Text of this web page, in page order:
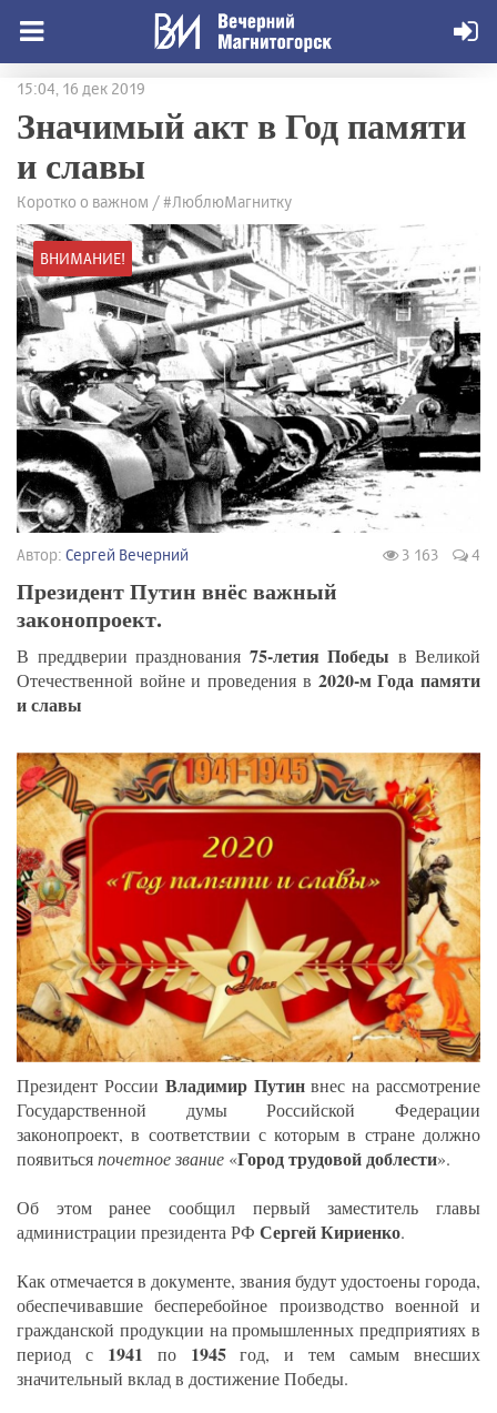
15:04, 16 дек 2019
Значимый акт в Год памяти
и славы
Коротко о важном / #ЛюблюМагнитку
ВНИМАНИЕ!
Автор: Сергей Вечерний 3 163 4
Президент Путин внёс важный
законопроект.
В преддверии празднования 75-летия Победы в Великой
Отечественной войне и проведения в 2020-м Года памяти
и славы
Президент России Владимир Путинвнес на рассмотрение
Государственной думы Российской Федерации
законопроект, в соответствии с которым в стране должно
появитьсяпочетное звание «Город трудовой доблести».
Об этом ранее сообщил первый заместитель главы
администрации президента РФ Сергей Кириенко.
Как отмечается в документе, звания будут удостоены города,
обеспечивавшие бесперебойное производство военной и
гражданской продукции на промышленных предприятиях в
период с 1941 по 1945год, и тем самым внесших
значительный вклад в достижение Победы.